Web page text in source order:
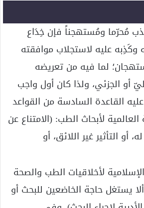
مُحرّما ومُستهجناً فإن خِدَاع
عليه لاستجلاب موافقته
لما فيه من تعريضه
أو الجزئي، ولذا كان أول واجب
القاعدة السادسة من القواعد
العالمية لأبحاث الطب: (الامتناع عن
أو التأثير غير اللائق، أو
لأخلاقيات الطب والصحة
يستغل حاجة الخاضعين للبحث أو